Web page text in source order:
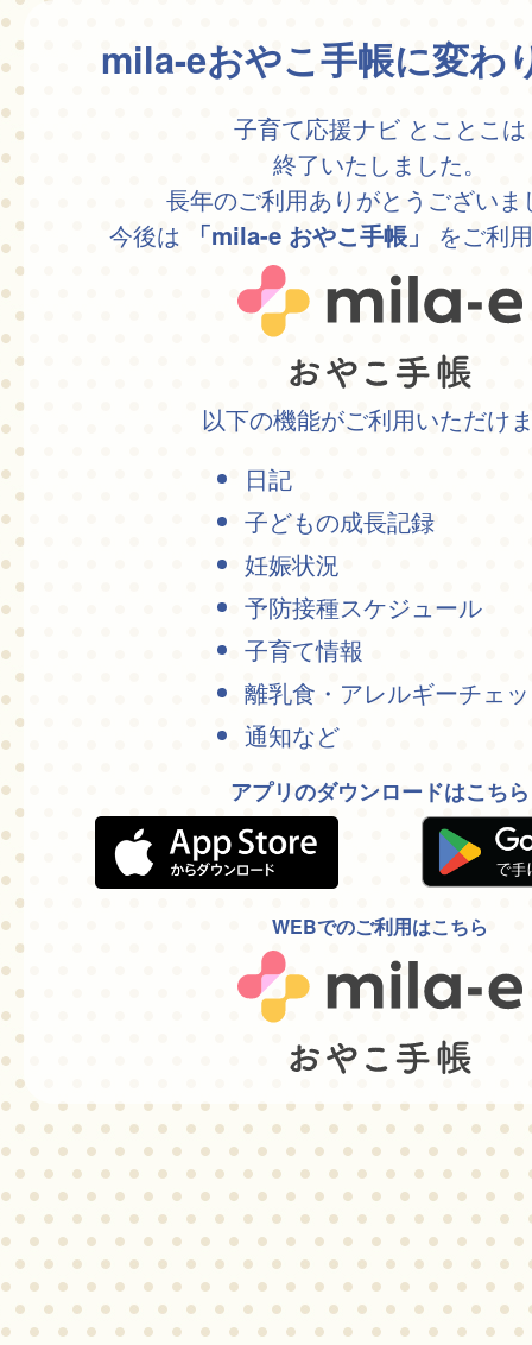
mila-eおやこ手帳に変わ
子育て応援ナビ とことこは
終了いたしました。
長年のご利用ありがとうございま
今後は
「mila-e おやこ手帳」 をご利
以下の機能がご利用いただけ
日記
子どもの成長記録
妊娠状況
予防接種スケジュール
子育て情報
離乳食・アレルギーチェ
通知など
アプリのダウンロードはこちら
WEBでのご利用はこちら